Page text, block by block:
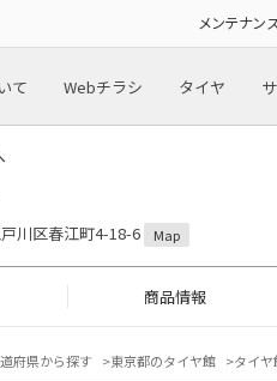
メンテナン
て Webチラシ タイヤ
川区春江町4-18-6 Map
商品情報
府県から探す 東京都のタイヤ館 タイ